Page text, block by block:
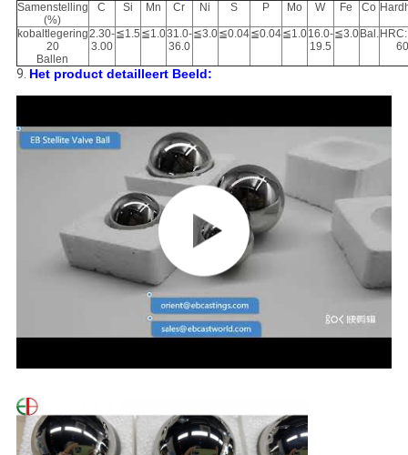
Samenstelling
(%)
C Si Mn Cr Ni S P Mo W Fe Co
kobaltlegering
20
Ballen
2.30-
3.00
≦1.5 ≦1.031.0-
36.0
≦3.0≦0.04≦0.04≦1.016.0-
19.5
≦3.0 Bal.
9. Het product detailleert Beeld: